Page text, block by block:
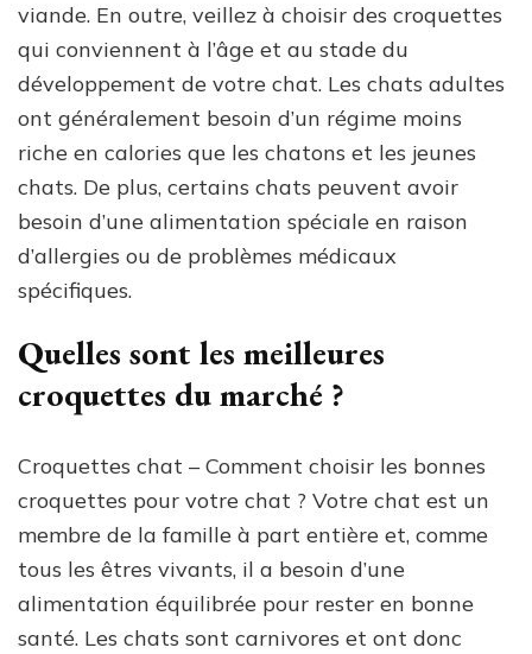
viande. En outre, veillez à choisir des croquettes
qui conviennent à l’âge et au stade du
développement de votre chat. Les chats adultes
ont généralement besoin d’un régime moins
riche en calories que les chatons et les jeunes
chats. De plus, certains chats peuvent avoir
besoin d’une alimentation spéciale en raison
d’allergies ou de problèmes médicaux
spécifiques.
Quelles sont les meilleures
croquettes du marché ?
Croquettes chat – Comment choisir les bonnes
croquettes pour votre chat ? Votre chat est un
membre de la famille à part entière et, comme
tous les êtres vivants, il a besoin d’une
alimentation équilibrée pour rester en bonne
santé. Les chats sont carnivores et ont donc